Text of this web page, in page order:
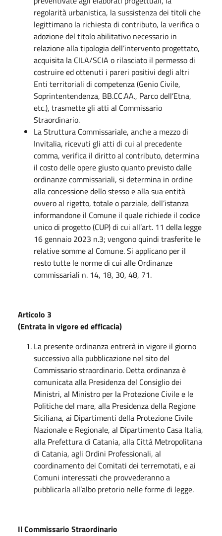
regolarità urbanistica, la sussistenza dei titoli che
legittimano la richiesta di contributo, la verifica o
adozione del titolo abilitativo necessario in
relazione alla tipologia dell’intervento progettato,
acquisita la CILA/SCIA o rilasciato il permesso di
costruire ed ottenuti i pareri positivi degli altri
Enti territoriali di competenza (Genio Civile,
Soprintentendenza, BB.CC.AA., Parco dell’Etna,
etc.), trasmette gli atti al Commissario
Straordinario.
La Struttura Commissariale, anche a mezzo di
Invitalia, ricevuti gli atti di cui al precedente
comma, verifica il diritto al contributo, determina
il costo delle opere giusto quanto previsto dalle
ordinanze commissariali, si determina in ordine
alla concessione dello stesso e alla sua entità
ovvero al rigetto, totale o parziale, dell’istanza
informandone il Comune il quale richiede il codice
unico di progetto (CUP) di cui all’art. 11 della legge
16 gennaio 2023 n.3; vengono quindi trasferite le
relative somme al Comune. Si applicano per il
resto tutte le norme di cui alle Ordinanze
commissariali n. 14, 18, 30, 48, 71.
Articolo 3
(Entrata in vigore ed efficacia)
La presente ordinanza entrerà in vigore il giorno
successivo alla pubblicazione nel sito del
Commissario straordinario. Detta ordinanza è
comunicata alla Presidenza del Consiglio dei
Ministri, al Ministro per la Protezione Civile e le
Politiche del mare, alla Presidenza della Regione
Siciliana, ai Dipartimenti della Protezione Civile
Nazionale e Regionale, al Dipartimento Casa Italia,
alla Prefettura di Catania, alla Città Metropolitana
di Catania, agli Ordini Professionali, al
coordinamento dei Comitati dei terremotati, e ai
Comuni interessati che provvederanno a
pubblicarla all’albo pretorio nelle forme di legge.
Il Commissario Straordinario